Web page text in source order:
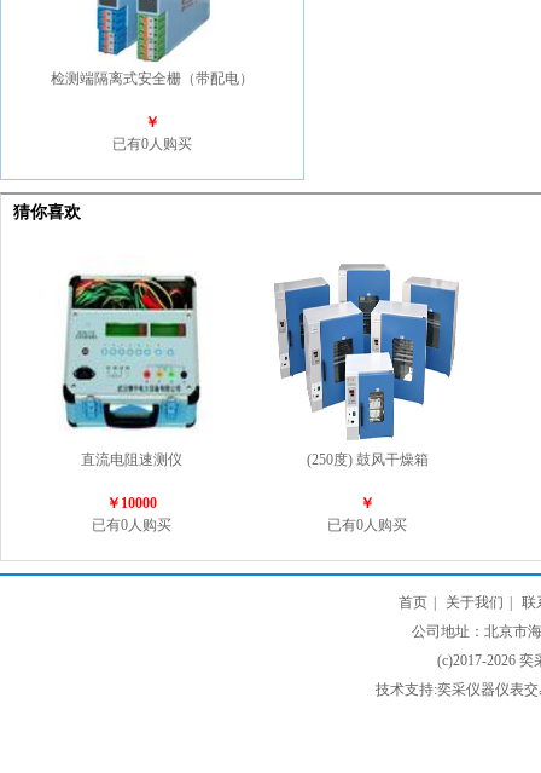
检测端隔离式安全栅（带配电）
￥
已有0人购买
猜你喜欢
直流电阻速测仪
￥10000
已有0人购买
(250度) 鼓风干燥箱
￥
已有0人购买
首页 关于我们
联
公司地址：北京市
(c)2017-2026
技术支持:奕采仪器仪表